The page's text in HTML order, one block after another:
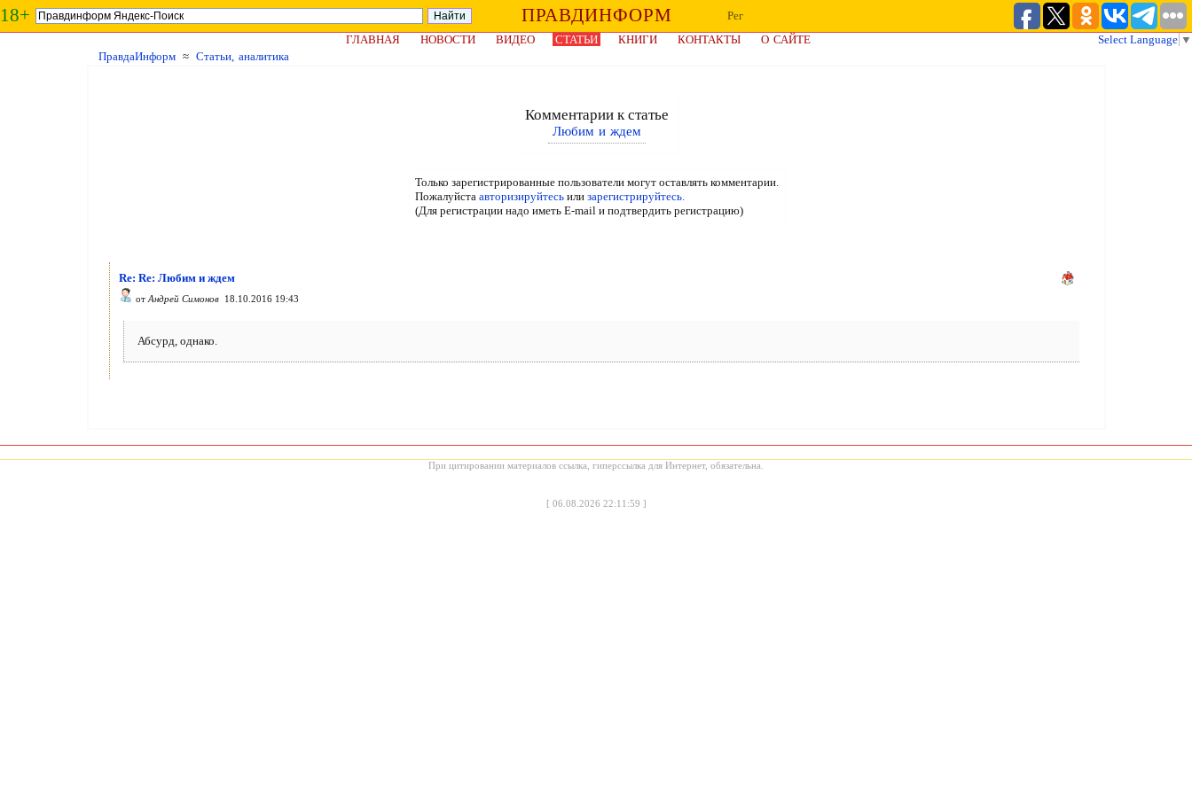
18+ ПРАВДИНФОРМ
Рег
ГЛАВНАЯ
НОВОСТИ ВИДЕО СТАТЬИ КНИГИ КОНТАКТЫ О САЙТЕ Select Language ▼
ПравдаИнформ ≈ Статьи, аналитика
Комментарии к статье
Любим и ждем
Только зарегистрированные пользователи могут оставлять комментарии.
Пожалуйста авторизируйтесьили зарегистрируйтесь.
(Для регистрации надо иметь E-mail и подтвердить регистрацию)
Re: Re: Любим и ждем
от Андрей Симонов 18.10.2016 19:43
Абсурд, однако.
При цитировании материалов ссылка, гиперссылка для Интернет, обязательна.
[ 06.08.2026 22:11:59 ]